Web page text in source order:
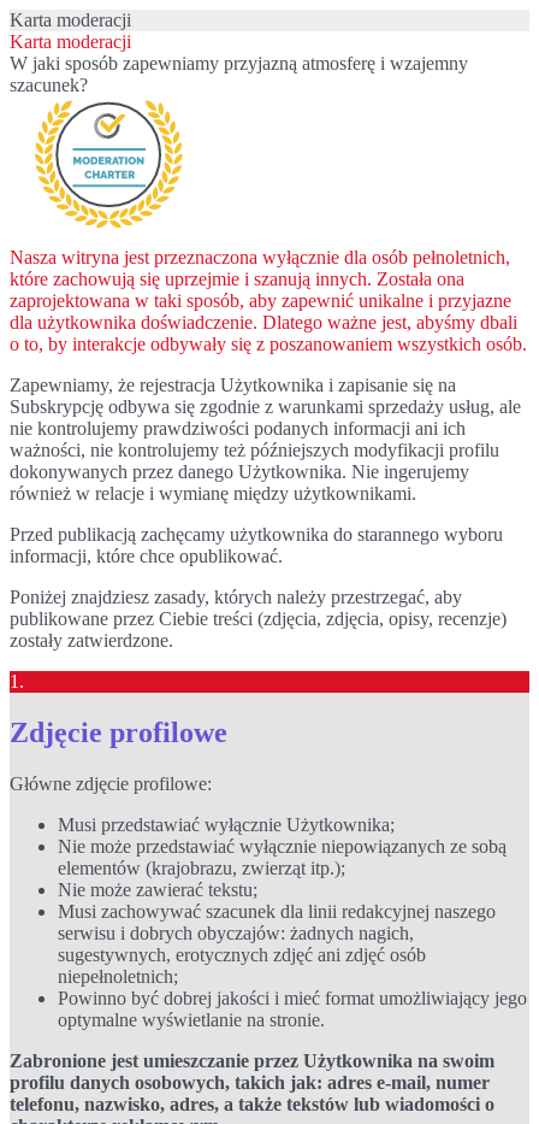
Karta moderacji
Karta moderacji
W jaki sposób zapewniamy przyjazną atmosferę i wzajemny
szacunek?
Nasza witryna jest przeznaczona wyłącznie dla osób pełnoletnich,
które zachowują się uprzejmie i szanują innych. Została ona
zaprojektowana w taki sposób, aby zapewnić unikalne i przyjazne
dla użytkownika doświadczenie. Dlatego ważne jest, abyśmy dbali
o to, by interakcje odbywały się z poszanowaniem wszystkich osób.
Zapewniamy, że rejestracja Użytkownika i zapisanie się na
Subskrypcję odbywa się zgodnie z warunkami sprzedaży usług, ale
nie kontrolujemy prawdziwości podanych informacji ani ich
ważności, nie kontrolujemy też późniejszych modyfikacji profilu
dokonywanych przez danego Użytkownika. Nie ingerujemy
również w relacje i wymianę między użytkownikami.
Przed publikacją zachęcamy użytkownika do starannego wyboru
informacji, które chce opublikować.
Poniżej znajdziesz zasady, których należy przestrzegać, aby
publikowane przez Ciebie treści (zdjęcia, zdjęcia, opisy, recenzje)
zostały zatwierdzone.
1.
Zdjęcie profilowe
Główne zdjęcie profilowe:
Musi przedstawiać wyłącznie Użytkownika;
Nie może przedstawiać wyłącznie niepowiązanych ze sobą
elementów (krajobrazu, zwierząt itp.);
Nie może zawierać tekstu;
Musi zachowywać szacunek dla linii redakcyjnej naszego
serwisu i dobrych obyczajów: żadnych nagich,
sugestywnych, erotycznych zdjęć ani zdjęć osób
niepełnoletnich;
Powinno być dobrej jakości i mieć format umożliwiający jego
optymalne wyświetlanie na stronie.
Zabronione jest umieszczanie przez Użytkownika na swoim
profilu danych osobowych, takich jak: adres e-mail, numer
telefonu, nazwisko, adres, a także tekstów lub wiadomości o